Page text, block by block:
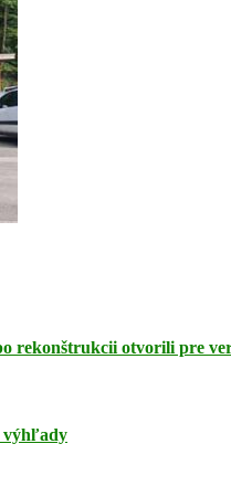
rekonštrukcii otvorili pre
výhľady